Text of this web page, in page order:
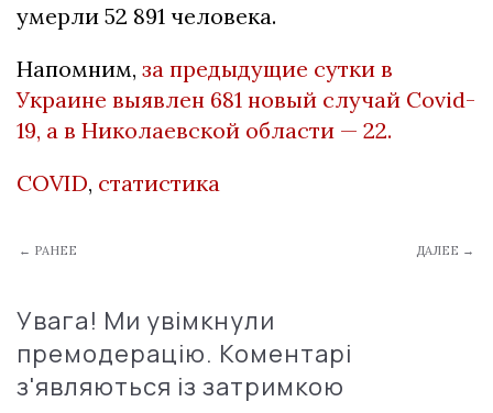
умерли 52 891 человека.
Напомним, за предыдущие сутки в
Украине выявлен 681 новый случай Covid-
19, а в Николаевской области — 22.
COVID, статистика
← РАНЕЕ ДАЛЕЕ →
Увага! Ми увімкнули
премодерацію. Коментарі
з'являються із затримкою